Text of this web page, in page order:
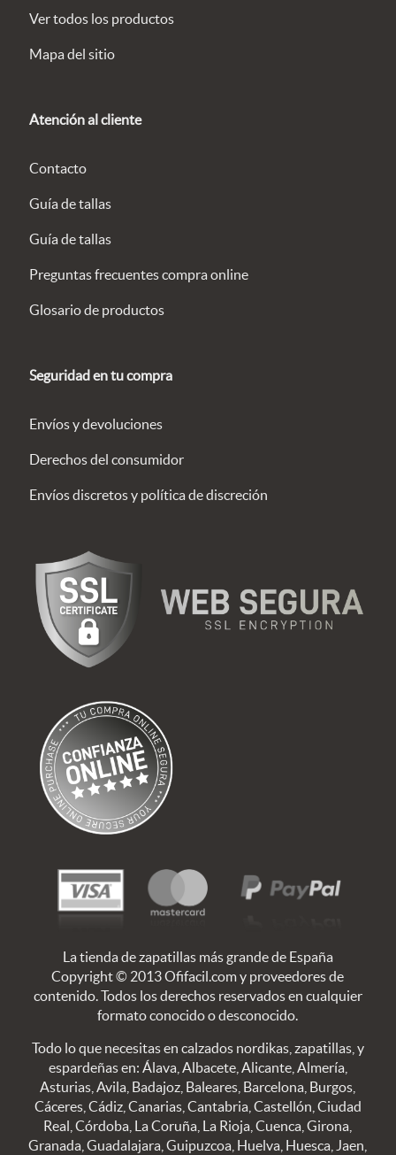
Ver todos los productos
Mapa del sitio
Atención al cliente
Contacto
Guía de tallas
Guía de tallas
Preguntas frecuentes compra online
Glosario de productos
Seguridad en tu compra
Envíos y devoluciones
Derechos del consumidor
Envíos discretos y política de discreción
La tienda de zapatillas más grande de España
Copyright © 2013 Ofifacil.com y proveedores de
contenido. Todos los derechos reservados en cualquier
formato conocido o desconocido.
Todo lo que necesitas en calzados nordikas, zapatillas, y
espardeñas en: Álava, Albacete, Alicante, Almería,
Asturias, Avila, Badajoz, Baleares, Barcelona, Burgos,
Cáceres, Cádiz, Canarias, Cantabria, Castellón, Ciudad
Real, Córdoba, La Coruña, La Rioja, Cuenca, Girona,
Granada, Guadalajara, Guipuzcoa, Huelva, Huesca, Jaen,